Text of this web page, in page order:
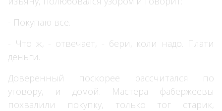
- Покупаю все.
- Что ж, - отвечает, - бери, коли надо. Плати
деньги.
Доверенный поскорее рассчитался по
уговору, и домой. Мастера фабержеевы
похвалили покупку, только тог старик,